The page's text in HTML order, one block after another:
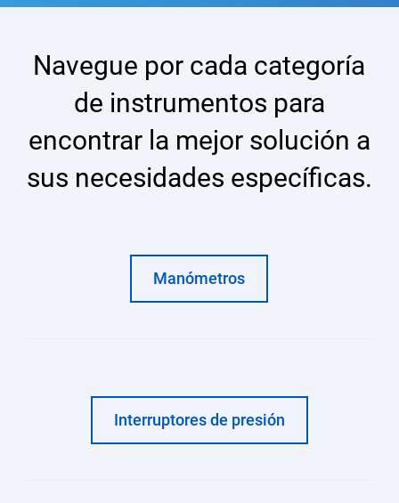
Solicitar cotización
Navegue por cada categoría
de instrumentos para
encontrar la mejor solución a
sus necesidades específicas.
Manómetros
Interruptores de presión